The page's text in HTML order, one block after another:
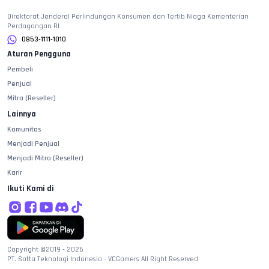
Direktorat Jenderal Perlindungan Konsumen dan Tertib Niaga Kementerian
Perdagangan RI
0853-1111-1010
Aturan Pengguna
Pembeli
Penjual
Mitra (Reseller)
Lainnya
Komunitas
Menjadi Penjual
Menjadi Mitra (Reseller)
Karir
Ikuti Kami di
Copyright ©2019 - 2026
PT. Sotta Teknologi Indonesia - VCGamers All Right Reserved